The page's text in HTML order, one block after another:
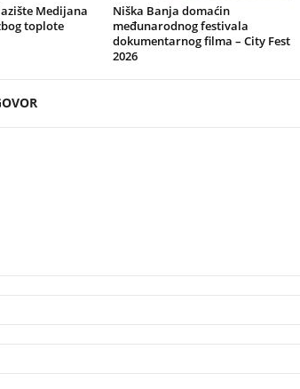
Medijana
toplote
Niška Banja domaćin
međunarodnog festivala
dokumentarnog filma – City Fest
2026